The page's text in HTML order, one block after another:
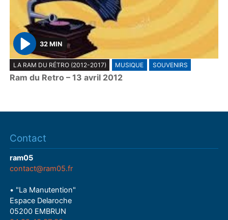
P
l
a
32 MIN
LA RAM DU RÉTRO (2012-2017) MUSIQUE SOUVENIRS
Ram du Retro – 13 avril 2012
Contact
ram05
contact@ram05.fr
• "La Manutention"
Espace Delaroche
05200 EMBRUN